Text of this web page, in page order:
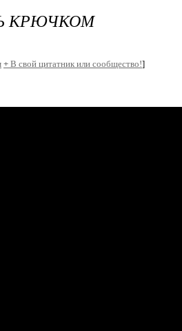
КРЮЧКОМ
+ В свой цитатник или сообщество!]